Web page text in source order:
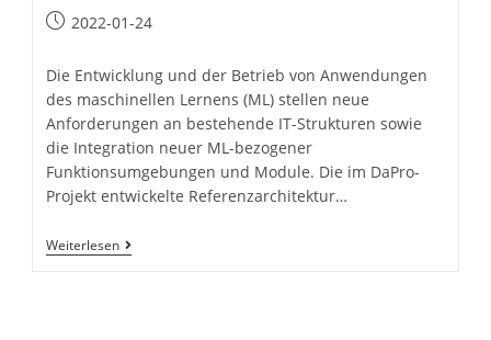
Beitrag2022-01-24
Die Entwicklung und der Betrieb von Anwendungen
des maschinellen Lernens (ML) stellen neue
Anforderungen an bestehende IT-Strukturen sowie
die Integration neuer ML-bezogener
Funktionsumgebungen und Module. Die im DaPro-
Projekt entwickelte Referenzarchitektur…
WeiterlesenOnline-
Umfrage